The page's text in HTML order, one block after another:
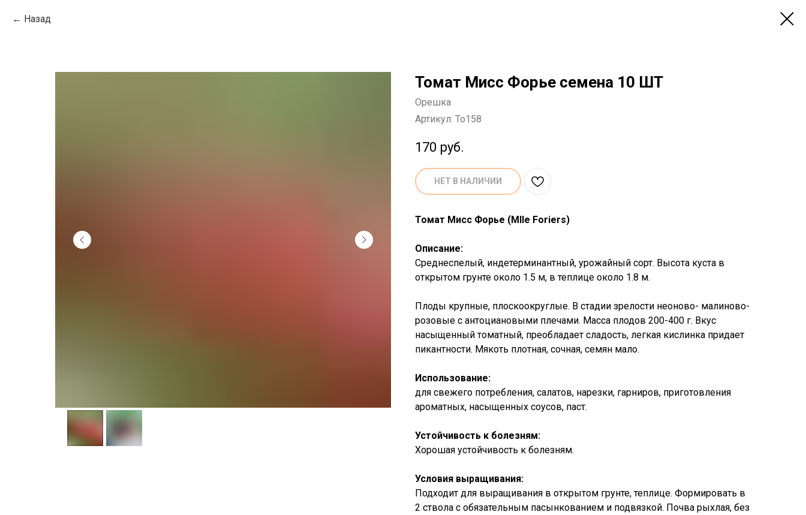
Назад
Томат Мисс Форье семена 10 ШТ
Орешка
Артикул: To158
170 руб.
НЕТ В НАЛИЧИИ
Томат Мисс Форье (Mlle Foriers)
Описание:
Среднеспелый, индетерминантный, урожайный сорт. Высота куста в
открытом грунте около 1.5 м, в теплице около 1.8 м.
Плоды крупные, плоскоокруглые. В стадии зрелости неоново- малиново-
розовые с антоциановыми плечами. Масса плодов 200-400 г. Вкус
насыщенный томатный, преобладает сладость, легкая кислинка придает
пикантности. Мякоть плотная, сочная, семян мало.
Использование:
для свежего потребления, салатов, нарезки, гарниров, приготовления
ароматных, насыщенных соусов, паст.
Устойчивость к болезням:
Хорошая устойчивость к болезням.
Условия выращивания:
Подходит для выращивания в открытом грунте, теплице. Формировать в
2 ствола с обязательным пасынкованием и подвязкой. Почва рыхлая, без